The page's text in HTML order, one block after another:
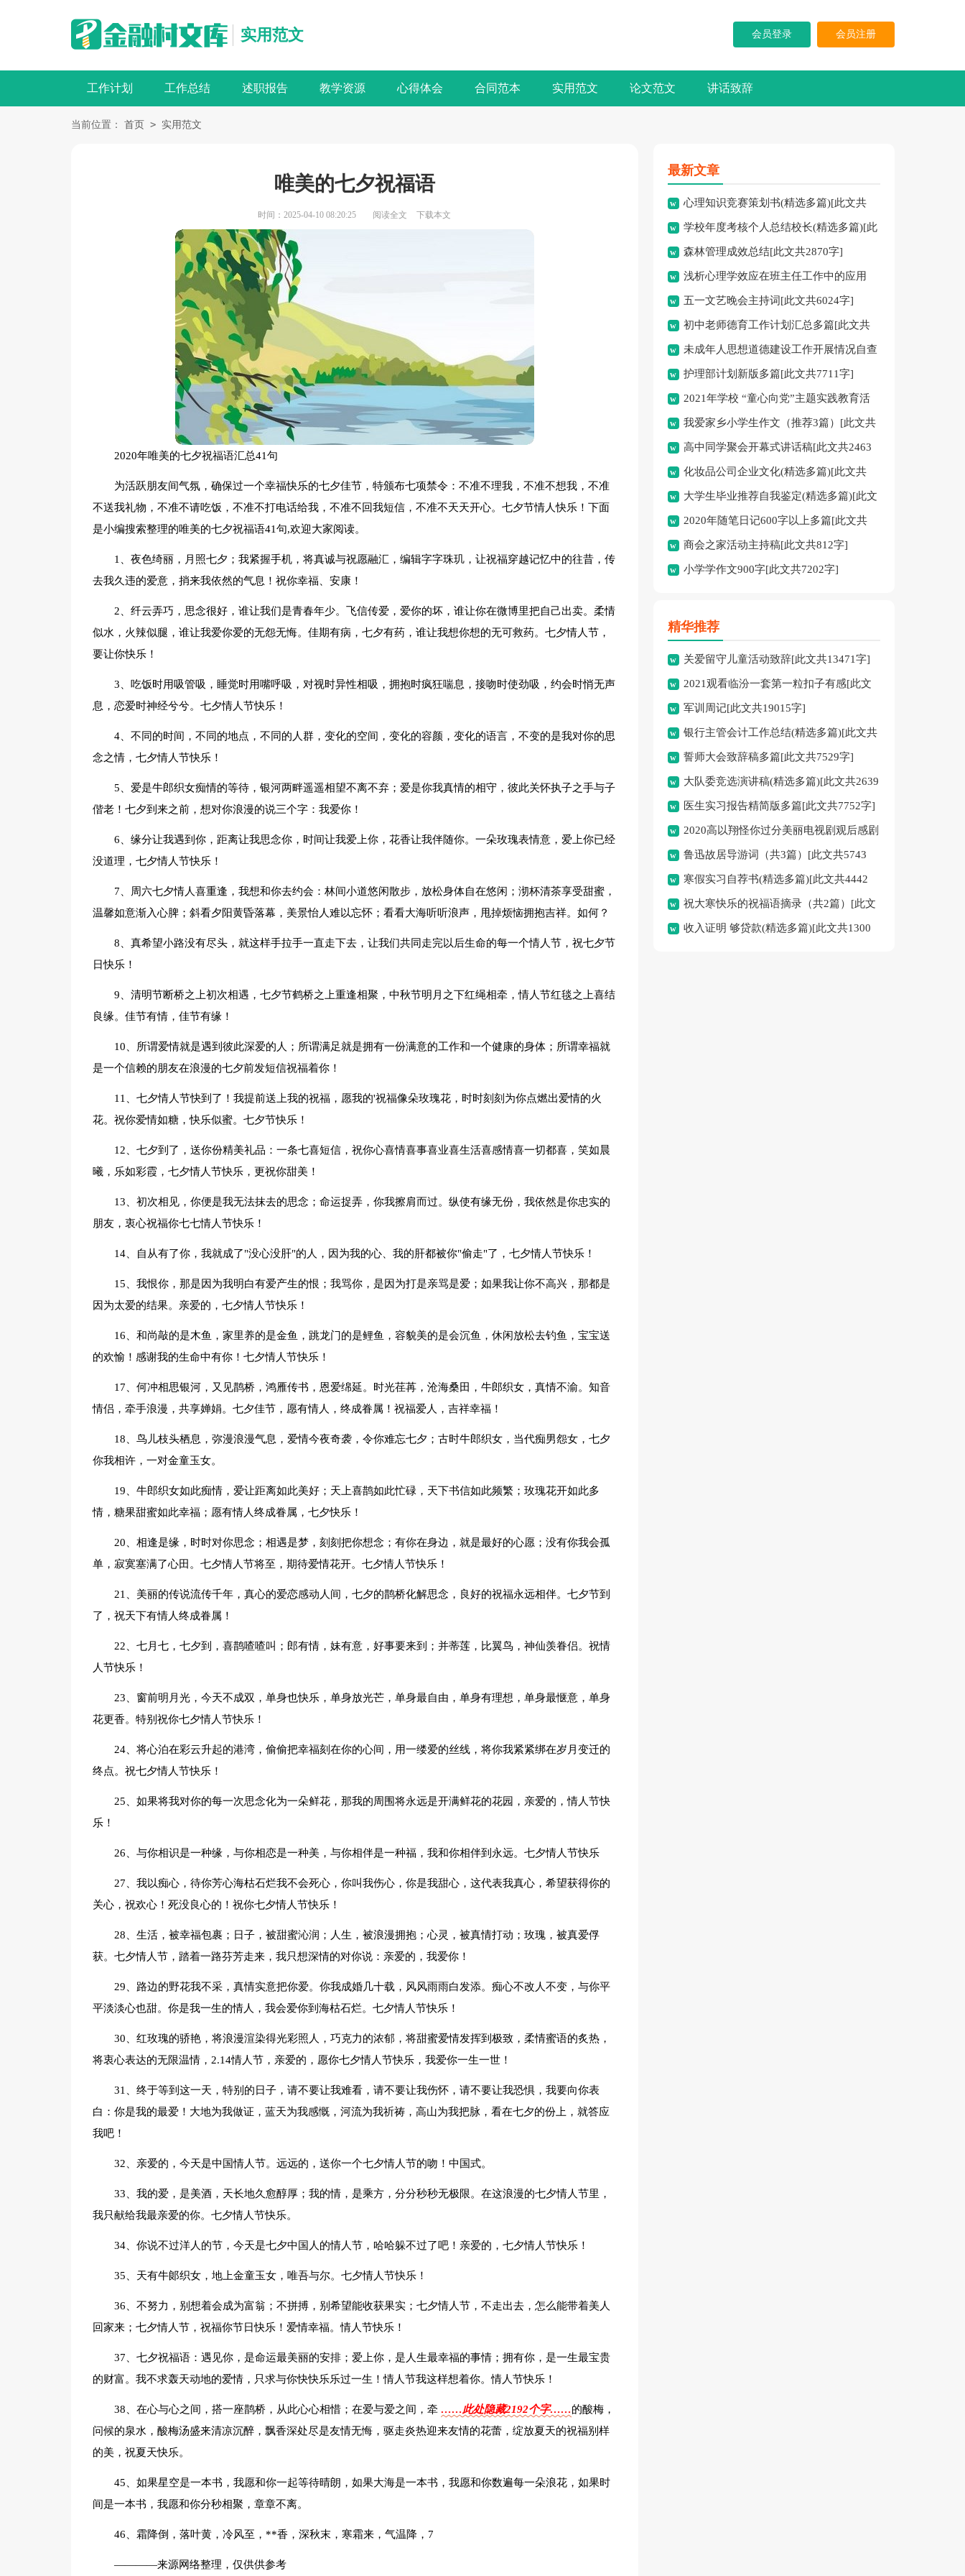
实用范文 会员登录 会员注册
工作计划 工作总结 述职报告 教学资源 心得体会 合同范本 实用范文 论文范文 讲话致辞
当前位置： 首页 > 实用范文
唯美的七夕祝福语
时间：2025-04-10 08:20:25 阅读全文 下载本文
2020年唯美的七夕祝福语汇总41句
为活跃朋友间气氛，确保过一个幸福快乐的七夕佳节，特颁布七项禁令：不准不理我，不准不想我，不准
不送我礼物，不准不请吃饭，不准不打电话给我，不准不回我短信，不准不天天开心。七夕节情人快乐！下面
是小编搜索整理的唯美的七夕祝福语41句,欢迎大家阅读。
1、夜色绮丽，月照七夕；我紧握手机，将真诚与祝愿融汇，编辑字字珠玑，让祝福穿越记忆中的往昔，传
去我久违的爱意，捎来我依然的气息！祝你幸福、安康！
2、纤云弄巧，思念很好，谁让我们是青春年少。飞信传爱，爱你的坏，谁让你在微博里把自己出卖。柔情
似水，火辣似腿，谁让我爱你爱的无怨无悔。佳期有病，七夕有药，谁让我想你想的无可救药。七夕情人节，
要让你快乐！
3、吃饭时用吸管吸，睡觉时用嘴呼吸，对视时异性相吸，拥抱时疯狂喘息，接吻时使劲吸，约会时悄无声
息，恋爱时神经兮兮。七夕情人节快乐！
4、不同的时间，不同的地点，不同的人群，变化的空间，变化的容颜，变化的语言，不变的是我对你的思
念之情，七夕情人节快乐！
5、爱是牛郎织女痴情的等待，银河两畔遥遥相望不离不弃；爱是你我真情的相守，彼此关怀执子之手与子
偕老！七夕到来之前，想对你浪漫的说三个字：我爱你！
6、缘分让我遇到你，距离让我思念你，时间让我爱上你，花香让我伴随你。一朵玫瑰表情意，爱上你已经
没道理，七夕情人节快乐！
7、周六七夕情人喜重逢，我想和你去约会：林间小道悠闲散步，放松身体自在悠闲；沏杯清茶享受甜蜜，
温馨如意渐入心脾；斜看夕阳黄昏落幕，美景怡人难以忘怀；看看大海听听浪声，甩掉烦恼拥抱吉祥。如何？
8、真希望小路没有尽头，就这样手拉手一直走下去，让我们共同走完以后生命的每一个情人节，祝七夕节
日快乐！
9、清明节断桥之上初次相遇，七夕节鹤桥之上重逢相聚，中秋节明月之下红绳相牵，情人节红毯之上喜结
良缘。佳节有情，佳节有缘！
10、所谓爱情就是遇到彼此深爱的人；所谓满足就是拥有一份满意的工作和一个健康的身体；所谓幸福就
是一个信赖的朋友在浪漫的七夕前发短信祝福着你！
11、七夕情人节快到了！我提前送上我的祝福，愿我的'祝福像朵玫瑰花，时时刻刻为你点燃出爱情的火
花。祝你爱情如糖，快乐似蜜。七夕节快乐！
12、七夕到了，送你份精美礼品：一条七喜短信，祝你心喜情喜事喜业喜生活喜感情喜一切都喜，笑如晨
曦，乐如彩霞，七夕情人节快乐，更祝你甜美！
13、初次相见，你便是我无法抹去的思念；命运捉弄，你我擦肩而过。纵使有缘无份，我依然是你忠实的
朋友，衷心祝福你七七情人节快乐！
14、自从有了你，我就成了"没心没肝"的人，因为我的心、我的肝都被你"偷走"了，七夕情人节快乐！
15、我恨你，那是因为我明白有爱产生的恨；我骂你，是因为打是亲骂是爱；如果我让你不高兴，那都是
因为太爱的结果。亲爱的，七夕情人节快乐！
16、和尚敲的是木鱼，家里养的是金鱼，跳龙门的是鲤鱼，容貌美的是会沉鱼，休闲放松去钓鱼，宝宝送
的欢愉！感谢我的生命中有你！七夕情人节快乐！
17、何冲相思银河，又见鹊桥，鸿雁传书，恩爱绵延。时光荏苒，沧海桑田，牛郎织女，真情不渝。知音
情侣，牵手浪漫，共享婵娟。七夕佳节，愿有情人，终成眷属！祝福爱人，吉祥幸福！
18、鸟儿枝头栖息，弥漫浪漫气息，爱情今夜奇袭，令你难忘七夕；古时牛郎织女，当代痴男怨女，七夕
你我相许，一对金童玉女。
19、牛郎织女如此痴情，爱让距离如此美好；天上喜鹊如此忙碌，天下书信如此频繁；玫瑰花开如此多
情，糖果甜蜜如此幸福；愿有情人终成眷属，七夕快乐！
20、相逢是缘，时时对你思念；相遇是梦，刻刻把你想念；有你在身边，就是最好的心愿；没有你我会孤
单，寂寞塞满了心田。七夕情人节将至，期待爱情花开。七夕情人节快乐！
21、美丽的传说流传千年，真心的爱恋感动人间，七夕的鹊桥化解思念，良好的祝福永远相伴。七夕节到
了，祝天下有情人终成眷属！
22、七月七，七夕到，喜鹊喳喳叫；郎有情，妹有意，好事要来到；并蒂莲，比翼鸟，神仙羡眷侣。祝情
人节快乐！
23、窗前明月光，今天不成双，单身也快乐，单身放光芒，单身最自由，单身有理想，单身最惬意，单身
花更香。特别祝你七夕情人节快乐！
24、将心泊在彩云升起的港湾，偷偷把幸福刻在你的心间，用一缕爱的丝线，将你我紧紧绑在岁月变迁的
终点。祝七夕情人节快乐！
25、如果将我对你的每一次思念化为一朵鲜花，那我的周围将永远是开满鲜花的花园，亲爱的，情人节快
乐！
26、与你相识是一种缘，与你相恋是一种美，与你相伴是一种福，我和你相伴到永远。七夕情人节快乐
27、我以痴心，待你芳心海枯石烂我不会死心，你叫我伤心，你是我甜心，这代表我真心，希望获得你的
关心，祝欢心！死没良心的！祝你七夕情人节快乐！
28、生活，被幸福包裹；日子，被甜蜜沁润；人生，被浪漫拥抱；心灵，被真情打动；玫瑰，被真爱俘
获。七夕情人节，踏着一路芬芳走来，我只想深情的对你说：亲爱的，我爱你！
29、路边的野花我不采，真情实意把你爱。你我成婚几十载，风风雨雨白发添。痴心不改人不变，与你平
平淡淡心也甜。你是我一生的情人，我会爱你到海枯石烂。七夕情人节快乐！
30、红玫瑰的骄艳，将浪漫渲染得光彩照人，巧克力的浓郁，将甜蜜爱情发挥到极致，柔情蜜语的炙热，
将衷心表达的无限温情，2.14情人节，亲爱的，愿你七夕情人节快乐，我爱你一生一世！
31、终于等到这一天，特别的日子，请不要让我难看，请不要让我伤怀，请不要让我恐惧，我要向你表
白：你是我的最爱！大地为我做证，蓝天为我感慨，河流为我祈祷，高山为我把脉，看在七夕的份上，就答应
我吧！
32、亲爱的，今天是中国情人节。远远的，送你一个七夕情人节的吻！中国式。
33、我的爱，是美酒，天长地久愈醇厚；我的情，是乘方，分分秒秒无极限。在这浪漫的七夕情人节里，
我只献给我最亲爱的你。七夕情人节快乐。
34、你说不过洋人的节，今天是七夕中国人的情人节，哈哈躲不过了吧！亲爱的，七夕情人节快乐！
35、天有牛郞织女，地上金童玉女，唯吾与尔。七夕情人节快乐！
36、不努力，别想着会成为富翁；不拼搏，别希望能收获果实；七夕情人节，不走出去，怎么能带着美人
回家来；七夕情人节，祝福你节日快乐！爱情幸福。情人节快乐！
37、七夕祝福语：遇见你，是命运最美丽的安排；爱上你，是人生最幸福的事情；拥有你，是一生最宝贵
的财富。我不求轰天动地的爱情，只求与你快快乐乐过一生！情人节我这样想着你。情人节快乐！
38、在心与心之间，搭一座鹊桥，从此心心相惜；在爱与爱之间，牵 ……此处隐藏2192个字……的酸梅，
问候的泉水，酸梅汤盛来清凉沉醉，飘香深处尽是友情无悔，驱走炎热迎来友情的花蕾，绽放夏天的祝福别样
的美，祝夏天快乐。
45、如果星空是一本书，我愿和你一起等待晴朗，如果大海是一本书，我愿和你数遍每一朵浪花，如果时
间是一本书，我愿和你分秒相聚，章章不离。
46、霜降倒，落叶黄，冷风至，**香，深秋末，寒霜来，气温降，7
————来源网络整理，仅供供参考
最新文章
心理知识竞赛策划书(精选多篇)[此文共
5937字]
学校年度考核个人总结校长(精选多篇)[此
文共7741字]
森林管理成效总结[此文共2870字]
浅析心理学效应在班主任工作中的应用
[此文共3828字]
五一文艺晚会主持词[此文共6024字]
初中老师德育工作计划汇总多篇[此文共
11627字]
未成年人思想道德建设工作开展情况自查
报告[此文共12435字]
护理部计划新版多篇[此文共7711字]
2021年学校 “童心向党”主题实践教育活
动方案[此文共1080字]
我爱家乡小学生作文（推荐3篇）[此文共
1167字]高中同学聚会开幕式讲话稿[此文共2463
字] 化妆品公司企业文化(精选多篇)[此文共
6398字]
大学生毕业推荐自我鉴定(精选多篇)[此文
共5048字]
2020年随笔日记600字以上多篇[此文共
2977字]
商会之家活动主持稿[此文共812字]
小学学作文900字[此文共7202字]
精华推荐
关爱留守儿童活动致辞[此文共13471字]
2021观看临汾一套第一粒扣子有感[此文
共4179字]
军训周记[此文共19015字]
银行主管会计工作总结(精选多篇)[此文共
10430字]
誓师大会致辞稿多篇[此文共7529字]
大队委竞选演讲稿(精选多篇)[此文共2639
字] 医生实习报告精简版多篇[此文共7752字]
2020高以翔怪你过分美丽电视剧观后感剧
评多篇【汇总】[此文共4680字]
鲁迅故居导游词（共3篇）[此文共5743
字] 寒假实习自荐书(精选多篇)[此文共4442
字] 祝大寒快乐的祝福语摘录（共2篇）[此文
共7774字]
收入证明 够贷款(精选多篇)[此文共1300